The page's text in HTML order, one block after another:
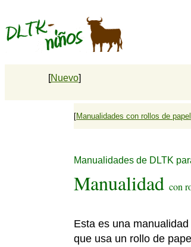
[Nuevo]
[Manualidades con rollos de papel
Manualidades de DLTK
Manualidadcon
Esta es una
que usa un rollo de